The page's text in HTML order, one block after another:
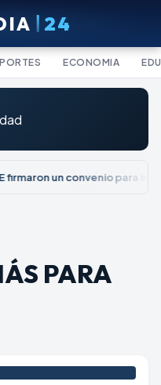
24
ECONOMIA
firmaron un convenio para
PARA